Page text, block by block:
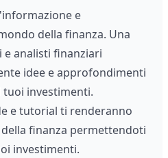
e
della finanza. Una
analisti finanziari
idee e approfondimenti
investimenti.
e tutorial ti renderanno
finanza permettendoti
investimenti.